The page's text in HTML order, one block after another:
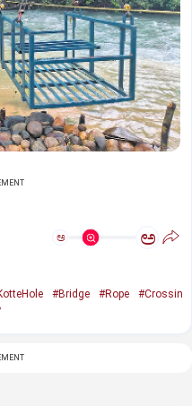
ಅ ಅ
#Bridge #Rope
#Crossin